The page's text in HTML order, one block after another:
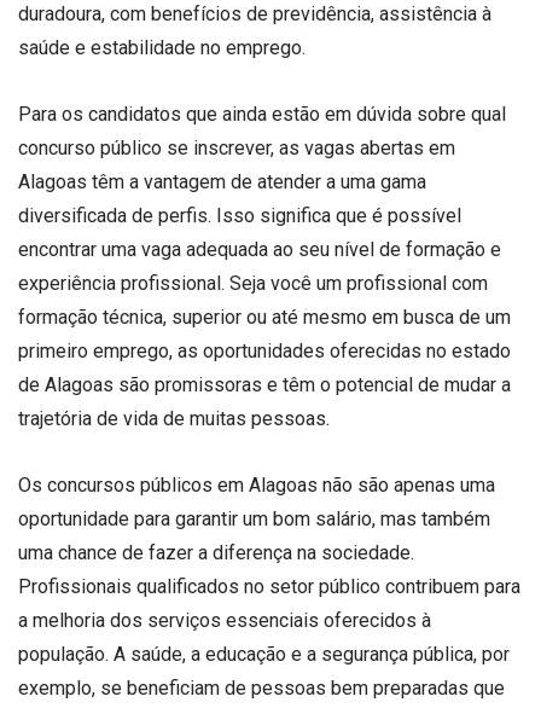
duradoura, com benefícios de previdência, assistência à
saúde e estabilidade no emprego.
Para os candidatos que ainda estão em dúvida sobre qual
concurso público se inscrever, as vagas abertas em
Alagoas têm a vantagem de atender a uma gama
diversificada de perfis. Isso significa que é possível
encontrar uma vaga adequada ao seu nível de formação e
experiência profissional. Seja você um profissional com
formação técnica, superior ou até mesmo em busca de um
primeiro emprego, as oportunidades oferecidas no estado
de Alagoas são promissoras e têm o potencial de mudar a
trajetória de vida de muitas pessoas.
Os concursos públicos em Alagoas não são apenas uma
oportunidade para garantir um bom salário, mas também
uma chance de fazer a diferença na sociedade.
Profissionais qualificados no setor público contribuem para
a melhoria dos serviços essenciais oferecidos à
população. A saúde, a educação e a segurança pública, por
exemplo, se beneficiam de pessoas bem preparadas que